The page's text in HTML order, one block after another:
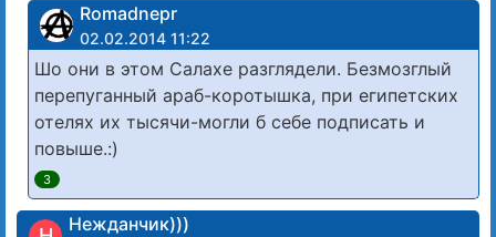
Romadnepr
02.02.2014 11:22
Шо они в этом Салахе разглядели. Безмозглый
перепуганный араб-коротышка, при египетских
отелях их тысячи-могли б себе подписать и
повыше.:)
3
Нежданчик)))